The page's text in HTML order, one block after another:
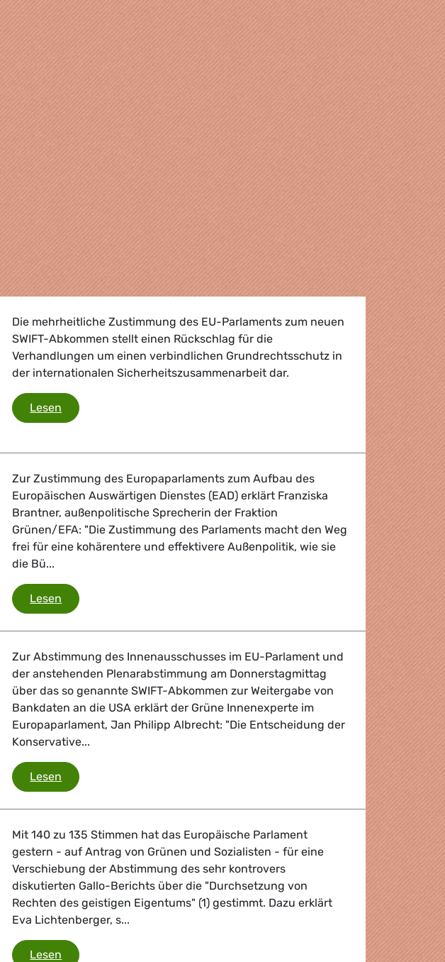
Die mehrheitliche Zustimmung des EU-Parlaments zum neuen
SWIFT-Abkommen stellt einen Rückschlag für die
Verhandlungen um einen verbindlichen Grundrechtsschutz in
der internationalen Sicherheitszusammenarbeit dar.
Lesen SWIFT-Abkommen
Zur Zustimmung des Europaparlaments zum Aufbau des
Europäischen Auswärtigen Dienstes (EAD) erklärt Franziska
Brantner, außenpolitische Sprecherin der Fraktion
Grünen/EFA: "Die Zustimmung des Parlaments macht den Weg
frei für eine kohärentere und effektivere Außenpolitik, wie sie
die Bü...
Lesen Europäischer Auswärtiger Dienst
Zur Abstimmung des Innenausschusses im EU-Parlament und
der anstehenden Plenarabstimmung am Donnerstagmittag
über das so genannte SWIFT-Abkommen zur Weitergabe von
Bankdaten an die USA erklärt der Grüne Innenexperte im
Europaparlament, Jan Philipp Albrecht: "Die Entscheidung der
Konservative...
Lesen SWIFT-Abkommen
Mit 140 zu 135 Stimmen hat das Europäische Parlament
gestern - auf Antrag von Grünen und Sozialisten - für eine
Verschiebung der Abstimmung des sehr kontrovers
diskutierten Gallo-Berichts über die "Durchsetzung von
Rechten des geistigen Eigentums" (1) gestimmt. Dazu erklärt
Eva Lichtenberger, s...
Lesen Geistige Eigentumsrechte